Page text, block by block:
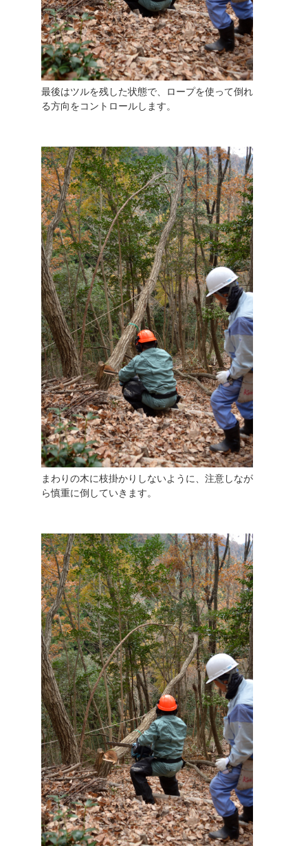
最後はツルを残した状態で、ロープを使って倒れ
る方向をコントロールします。
まわりの木に枝掛かりしないように、注意しなが
ら慎重に倒していきます。